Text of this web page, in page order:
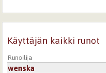
siinä paljon osasia,
Kirjaudutairekisteröidy
Käyttäjän kaikki runot
Runoilija
wenska